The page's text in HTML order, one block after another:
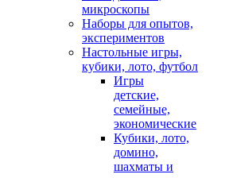
микроскопы
Наборы для опытов,
экспериментов
Настольные игры,
кубики, лото, футбол
Игры
детские,
семейные,
экономические
Кубики, лото,
домино,
шахматы и